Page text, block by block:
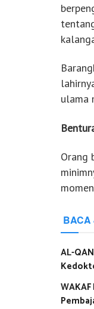
ulama
Orang
BACA
AL-